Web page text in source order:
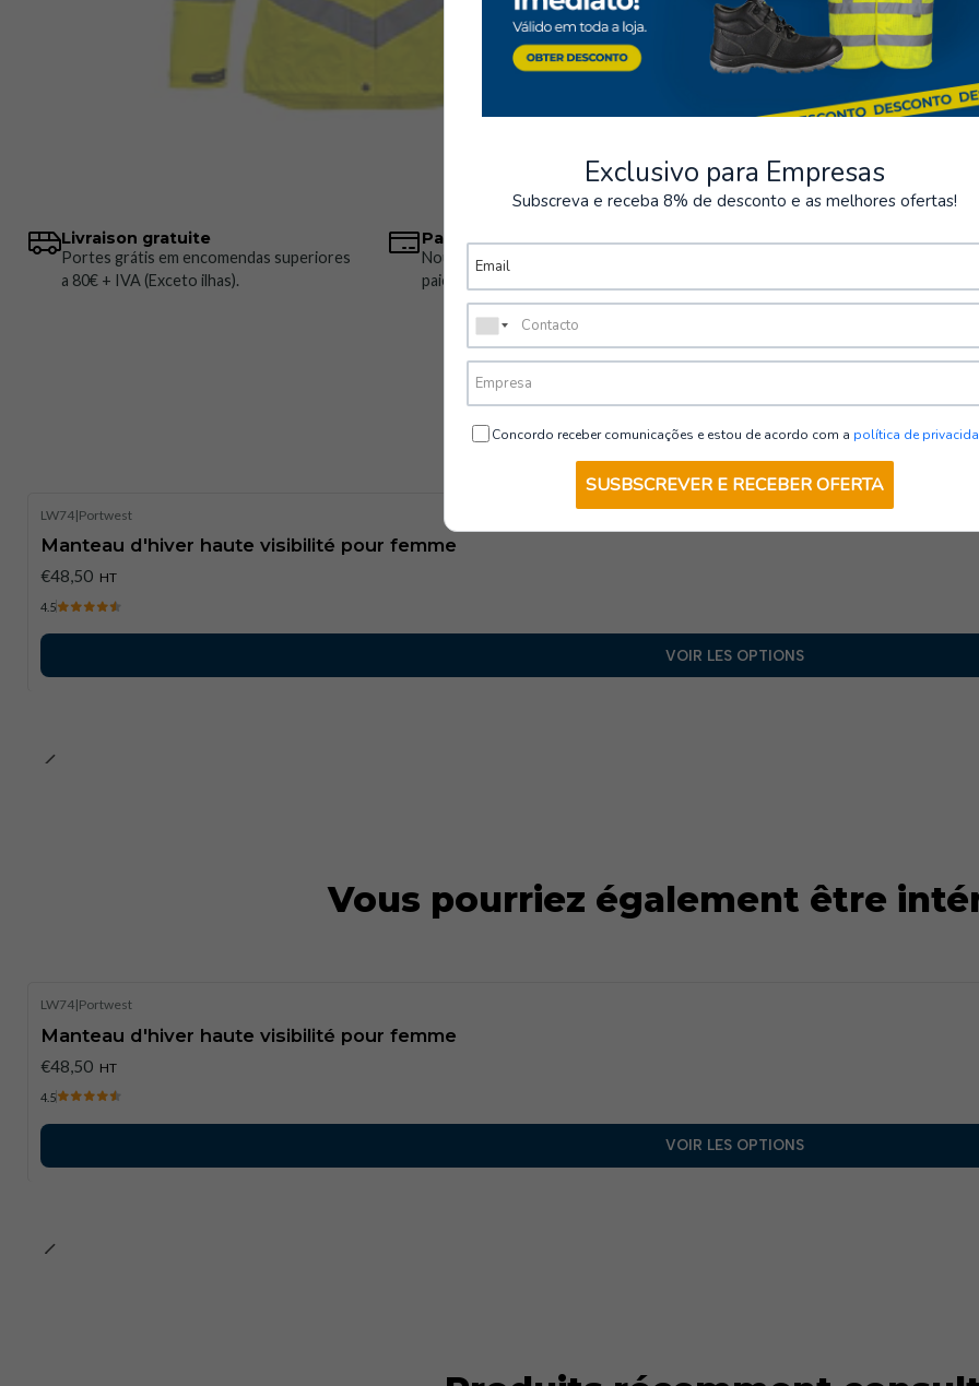
Livraison gratuite
Portes grátis em encomendas superiores
a 80€ + IVA (Exceto ilhas).
Paiements sécurisés
Nous proposons plusieurs méthodes de
paiement sécurisées.
Stockage
Possibilité de récupérer la
Haute visibilité
LW74|Portwest
Manteau d'hiver haute visibilité pour femme
€48,50 HT
4.5
VOIR LES OPTIONS
Vous pourriez également être
LW74|Portwest
Manteau d'hiver haute visibilité pour femme
€48,50 HT
4.5
VOIR LES OPTIONS
Exclusivo para Empresas
Subscreva e receba 8% de desconto e as melhores ofertas!
Concordo receber comunicações e estou de acordo com a política de
SUSBSCREVER E RECEBER OFERTA